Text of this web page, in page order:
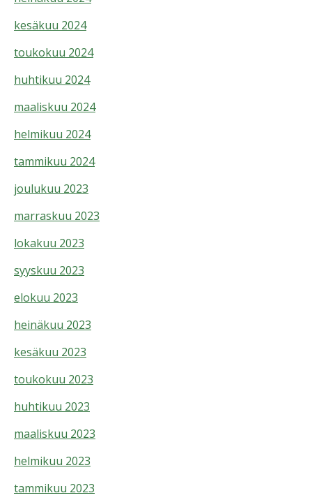
kesäkuu 2024
toukokuu 2024
huhtikuu 2024
maaliskuu 2024
helmikuu 2024
tammikuu 2024
joulukuu 2023
marraskuu 2023
lokakuu 2023
syyskuu 2023
elokuu 2023
heinäkuu 2023
kesäkuu 2023
toukokuu 2023
huhtikuu 2023
maaliskuu 2023
helmikuu 2023
tammikuu 2023